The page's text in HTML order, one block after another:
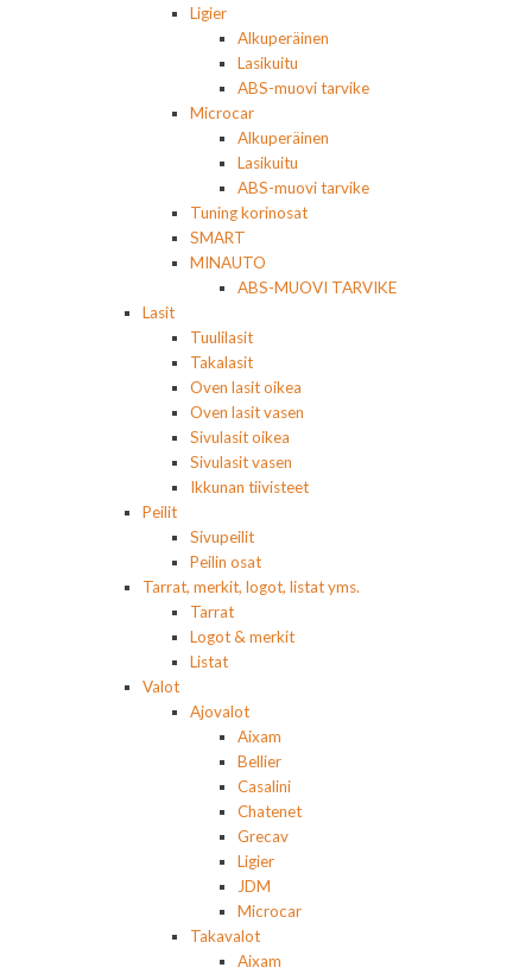
Ligier
Alkuperäinen
Lasikuitu
ABS-muovi tarvike
Microcar
Alkuperäinen
Lasikuitu
ABS-muovi tarvike
Tuning korinosat
SMART
MINAUTO
ABS-MUOVI TARVIKE
Lasit
Tuulilasit
Takalasit
Oven lasit oikea
Oven lasit vasen
Sivulasit oikea
Sivulasit vasen
Ikkunan tiivisteet
Peilit
Sivupeilit
Peilin osat
Tarrat, merkit, logot, listat yms.
Tarrat
Logot & merkit
Listat
Valot
Ajovalot
Aixam
Bellier
Casalini
Chatenet
Grecav
Ligier
JDM
Microcar
Takavalot
Aixam